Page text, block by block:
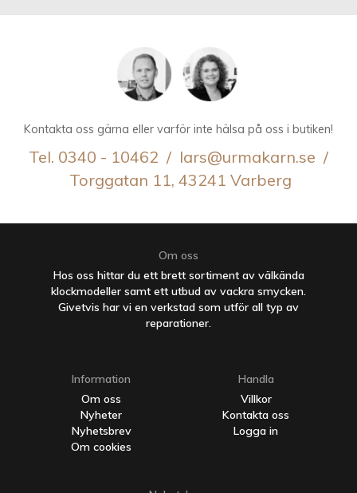
Kontakta oss gärna eller varför inte hälsa på oss i butiken!
Tel. 0340 - 10462 / lars@urmakarn.se /
Torggatan 11, 43241 Varberg
Om oss
Hos oss hittar du ett brett sortiment av välkända
klockmodeller samt ett utbud av vackra smycken.
Givetvis har vi en verkstad som utför all typ av
reparationer.
Information
Om oss
Nyheter
Nyhetsbrev
Om cookies
Handla
Villkor
Kontakta oss
Logga in